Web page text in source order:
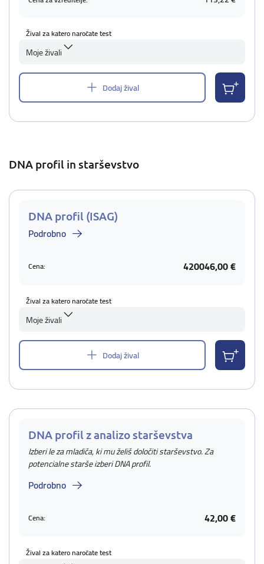
Žival za katero naročate test
Moje živali
Dodaj žival
DNA profil in starševstvo
DNA profil (ISAG)
Podrobno
Cena: 420046,00 €
Žival za katero naročate test
Moje živali
Dodaj žival
DNA profil z analizo starševstva
Izberi le za mladiča, ki mu želiš določiti starševstvo. Za
potencialne starše izberi DNA profil.
Podrobno
Cena: 42,00 €
Žival za katero naročate test